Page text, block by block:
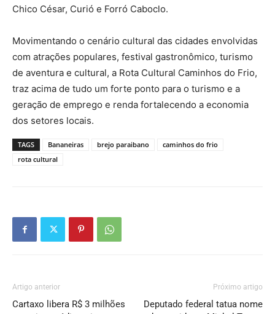
Chico César, Curió e Forró Caboclo.
Movimentando o cenário cultural das cidades envolvidas
com atrações populares, festival gastronômico, turismo
de aventura e cultural, a Rota Cultural Caminhos do Frio,
traz acima de tudo um forte ponto para o turismo e a
geração de emprego e renda fortalecendo a economia
dos setores locais.​
TAGS Bananeiras brejo paraibano
caminhos do frio
rota cultural
Artigo anterior
Cartaxo libera R$ 3 milhões
Próximo artigo
Deputado federal tatua nome